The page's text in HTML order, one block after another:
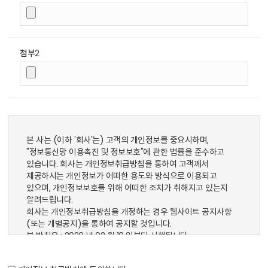
첨부2
본 사는 (이하 '회사'는) 고객의 개인정보를 중요시하며,
"정보통신망 이용촉진 및 정보보호"에 관한 법률을 준수하고
있습니다. 회사는 개인정보취급방침을 통하여 고객께서
제공하시는 개인정보가 어떠한 용도와 방식으로 이용되고
있으며, 개인정보보호를 위해 어떠한 조치가 취해지고 있는지
알려드립니다.
회사는 개인정보취급방침을 개정하는 경우 웹사이트 공지사항
(또는 개별공지)을 통하여 공지할 것입니다.
본 방침은 : 2020 년 02 월 10 일부터 시행됩니다.